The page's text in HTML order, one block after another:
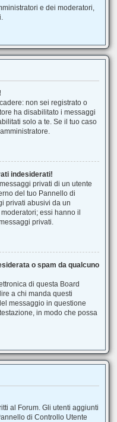
e dei moderatori,
non sei registrato o
ha disabilitato i messaggi
solo a te. Se il tuo caso
indesiderati!
privati ​​di un utente
del tuo Pannello di
privati ​​abusivi da un
essi hanno il
privati​​.
o spam da qualcuno
di questa Board
a chi manda questi
messaggio in questione
in modo che possa
al Forum. Gli utenti aggiunti
di Controllo Utente